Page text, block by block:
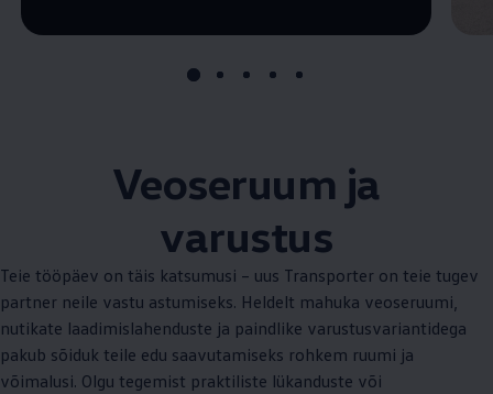
Veoseruum ja
varustus
Teie tööpäev on täis katsumusi – uus Transporter on teie tugev
partner neile vastu astumiseks. Heldelt mahuka veoseruumi,
nutikate laadimislahenduste ja paindlike varustusvariantidega
pakub sõiduk teile edu saavutamiseks rohkem ruumi ja
võimalusi. Olgu tegemist praktiliste lükanduste või